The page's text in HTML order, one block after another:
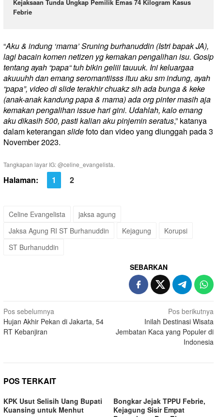
Kejaksaan Tunda Ungkap Pemilik Emas 74 Kilogram Kasus
Febrie
“Aku & indung ‘mama’ Sruning burhanuddin (Istri bapak JA),
lagi bacain komen netizen yg kemakan pengalihan isu. Gosip
tentang ayah “papa“ tuh bikin geliii tauuuk. Ini keluargaa
akuuuhh dan emang seromantiisss ituu aku sm indung, ayah
“papa”, video di slide terakhir chuakz sih ada bunga & keke
(anak-anak kandung papa & mama) ada org pinter masih aja
kemakan pengalihan issue hari gini. Udahlah, kalo emang
aku dikasih 500, pasti kalian aku pinjemin seratus,” katanya
dalam keterangan slidefoto dan video yang diunggah pada 3
November 2023.
Tangkapan layar IG: @celine_evangelista.
Halaman: 1 2
Celine Evangelista
jaksa agung
Jaksa Agung RI ST Burhanuddin
Kejagung
Korupsi
ST Burhanuddin
SEBARKAN
Navigasi
pos
Pos sebelumnya
Hujan Akhir Pekan di Jakarta, 54
RT Kebanjiran
Pos berikutnya
Inilah Destinasi Wisata
Jembatan Kaca yang Populer di
Indonesia
POS TERKAIT
KPK Usut Selisih Uang Bupati
Kuansing untuk Menhut
Bongkar Jejak TPPU Febrie,
Kejagung Sisir Empat